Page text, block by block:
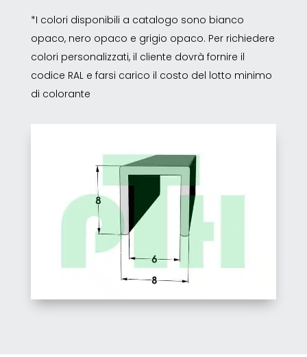
*I colori disponibili a catalogo sono bianco
opaco, nero opaco e grigio opaco. Per richiedere
colori personalizzati, il cliente dovrà fornire il
codice RAL e farsi carico il costo del lotto minimo
di colorante